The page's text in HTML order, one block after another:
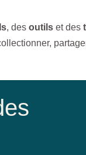
, desoutils et des